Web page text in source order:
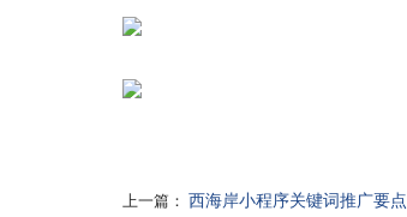
上一篇： 西海岸小程序关键词推广要点